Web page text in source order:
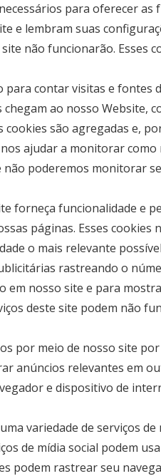
para oferecer
e lembram suas
não funcionarão. Esses
para contar visitas e
ao nosso Website,
cookies são agregadas e,
ajudar a monitorar
poderemos monitorar
forneça funcionalidade e
páginas. Esses
o mais relevante
rastreando o
em nosso site e para
deste site podem não
por meio de nosso site
anúncios relevantes em
e dispositivo de
variedade de serviços
de mídia social podem
podem rastrear seu